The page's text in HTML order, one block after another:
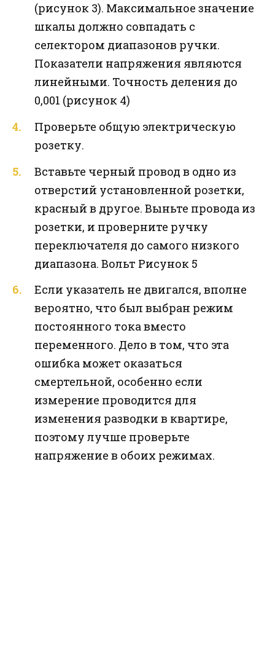
(рисунок 3). Максимальное значение
шкалы должно совпадать с
селектором диапазонов ручки.
Показатели напряжения являются
линейными. Точность деления до
0,001 (рисунок 4)
Проверьте общую электрическую
розетку.
Вставьте черный провод в одно из
отверстий установленной розетки,
красный в другое. Выньте провода из
розетки, и проверните ручку
переключателя до самого низкого
диапазона. Вольт Рисунок 5
Если указатель не двигался, вполне
вероятно, что был выбран режим
постоянного тока вместо
переменного. Дело в том, что эта
ошибка может оказаться
смертельной, особенно если
измерение проводится для
изменения разводки в квартире,
поэтому лучше проверьте
напряжение в обоих режимах.